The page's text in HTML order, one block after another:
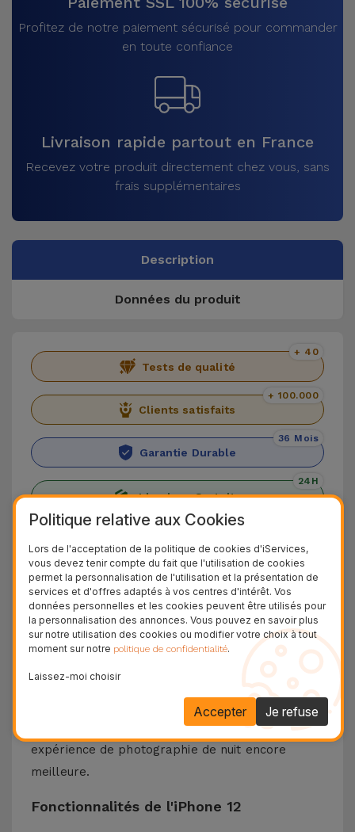
Profitez de notre paiement sécurisé pour commander
en toute confiance
Livraison rapide partout en France
Recevez votre produit directement chez vous, sans
frais supplémentaires
Description
Données du produit
Tests de qualité
+ 40
Clients satisfaits
+ 100.000
Garantie Durable
36 Mois
Livraison Gratuite
24H
L'iPhone 12, principal smartphone d'Apple dans
la gamme 2020, marque le retour de la marque à
son design droit, qu'elle avait abandonné depuis
l'iPhone SE. En ce qui concerne les différences
écran OLED de
6,1 pouces, offrant une expérience de visionnage
de contenu haut de gamme. Le
double capteur
offre un meilleur traitement d'image et une
expérience de photographie de nuit encore
meilleure.
Fonctionnalités de l'iPhone 12
Politique relative aux Cookies
Lors de l'acceptation de la politique de cookies d'iServices,
vous devez tenir compte du fait que l'utilisation de cookies
permet la personnalisation de l'utilisation et la présentation de
services et d'offres adaptés à vos centres d'intérêt. Vos
données personnelles et les cookies peuvent être utilisés pour
la personnalisation des annonces. Vous pouvez en savoir plus
sur notre utilisation des cookies ou modifier votre choix à tout
moment sur notre politique de confidentialité.
Laissez-moi choisir
Je refuse
Accepter